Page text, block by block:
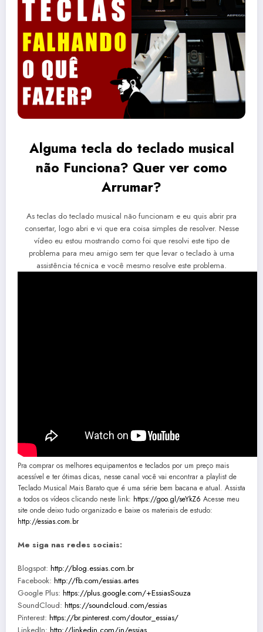
Alguma tecla do teclado musical
não Funciona? Quer ver como
Arrumar?
As teclas do teclado musical não funcionam e eu quis abrir pra
consertar, logo abri e vi que era coisa simples de resolver. Nesse
vídeo eu estou mostrando como foi que resolvi este tipo de
problema para meu amigo sem ter que levar o teclado à uma
assistência técnica e você mesmo resolve este problema.
Pra comprar os melhores equipamentos e teclados por um preço mais
acessível e ter ótimas dicas, nesse canal você vai encontrar a playlist de
Teclado Musical Mais Barato que é uma série bem bacana e atual. Assista
a todos os vídeos clicando neste link: https://goo.gl/seYkZ6 Acesse meu
site onde deixo tudo organizado e baixe os materiais de estudo:
http://essias.com.br
Me siga nas redes sociais:
Blogspot: http://blog.essias.com.br
Facebook: http://fb.com/essias.artes
Google Plus: https://plus.google.com/+EssiasSouza
SoundCloud: https://soundcloud.com/essias
Pinterest: https://br.pinterest.com/doutor_essias/